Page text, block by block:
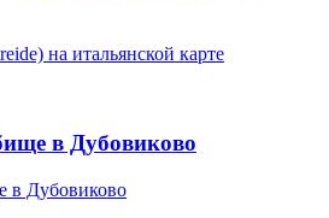
в Дубовиково